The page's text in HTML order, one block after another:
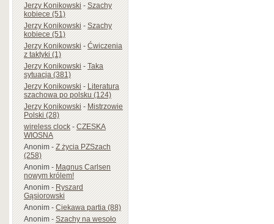
Jerzy Konikowski-Szachy
kobiece (51)
Jerzy Konikowski-Szachy
kobiece (51)
Jerzy Konikowski-Ćwiczenia
z taktyki (1)
Jerzy Konikowski-Taka
sytuacja (381)
Jerzy Konikowski-Literatura
szachowa po polsku (124)
Jerzy Konikowski-Mistrzowie
Polski (28)
wireless clock-CZESKA
WIOSNA
Anonim-Z życia PZSzach
(258)
Anonim-Magnus Carlsen
nowym królem!
Anonim-Ryszard
Gąsiorowski
Anonim-Ciekawa partia (88)
Anonim-Szachy na wesoło